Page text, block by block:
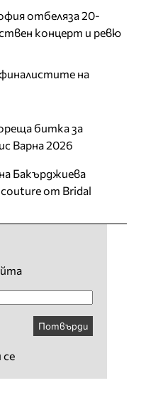
отбеляза 20-
концерт и ревю
на
битка за
Варна 2026
Бакърджиева
от Bridal
Потвърди